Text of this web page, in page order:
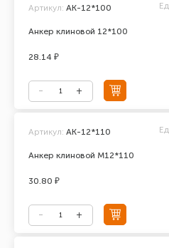
Анкер клиновой 12*100
Артикул: АК-12*100
28.14 ₽
Анкер клиновой М12*110
Артикул: AK-12*110
30.80 ₽